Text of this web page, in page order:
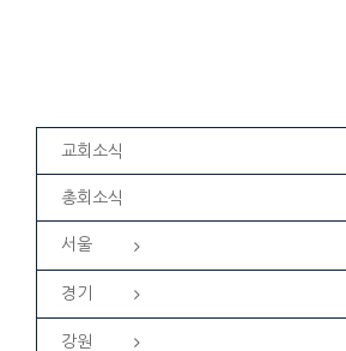
교회소식
총회소식
서울
경기
강원